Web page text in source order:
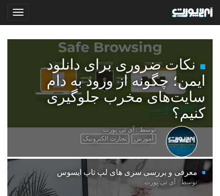
نکات ضروری برای دانلود
ایمن؛ چگونه از ورود به دام
سایت‌های مخرب جلوگیری
کنیم؟
توسط : آی تی پورت
آموزش
تجارت الکترونیک
معرفی و بررسی سری های لپ تاپ ایسوس
توسط : آی تی پورت